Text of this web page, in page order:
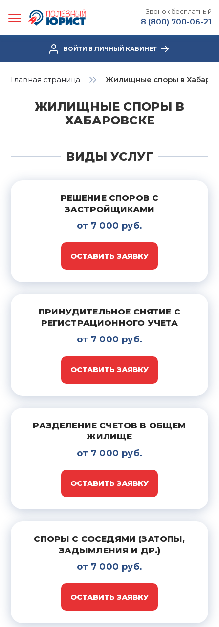
Звонок бесплатный
8 (800) 700-06-21
ВОЙТИ В ЛИЧНЫЙ КАБИНЕТ
Главная страница Жилищные споры в
ЖИЛИЩНЫЕ СПОРЫ В
ХАБАРОВСКЕ
ВИДЫ УСЛУГ
РЕШЕНИЕ СПОРОВ С
ЗАСТРОЙЩИКАМИ
от 7 000 руб.
ОСТАВИТЬ ЗАЯВКУ
ПРИНУДИТЕЛЬНОЕ СНЯТИЕ С
РЕГИСТРАЦИОННОГО УЧЕТА
от 7 000 руб.
ОСТАВИТЬ ЗАЯВКУ
РАЗДЕЛЕНИЕ СЧЕТОВ В ОБЩЕМ
ЖИЛИЩЕ
от 7 000 руб.
ОСТАВИТЬ ЗАЯВКУ
СПОРЫ С СОСЕДЯМИ (ЗАТОПЫ,
ЗАДЫМЛЕНИЯ И ДР.)
от 7 000 руб.
ОСТАВИТЬ ЗАЯВКУ